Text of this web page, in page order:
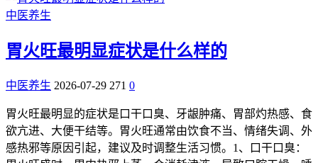
中医养生
胃火旺最明显症状是什么样的
中医养生 2026-07-29 271 0
胃火旺最明显的症状是口干口臭、牙龈肿痛、胃部灼热感、食
欲亢进、大便干结等。胃火旺通常由饮食不当、情绪失调、外
感热邪等原因引起，建议及时调整生活习惯。1、口干口臭：